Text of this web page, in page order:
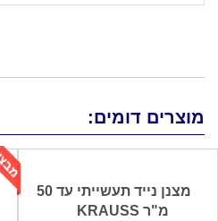
מוצרים דומים:
מצנן נייד תעשייתי עד 50
מ"ר KRAUSS